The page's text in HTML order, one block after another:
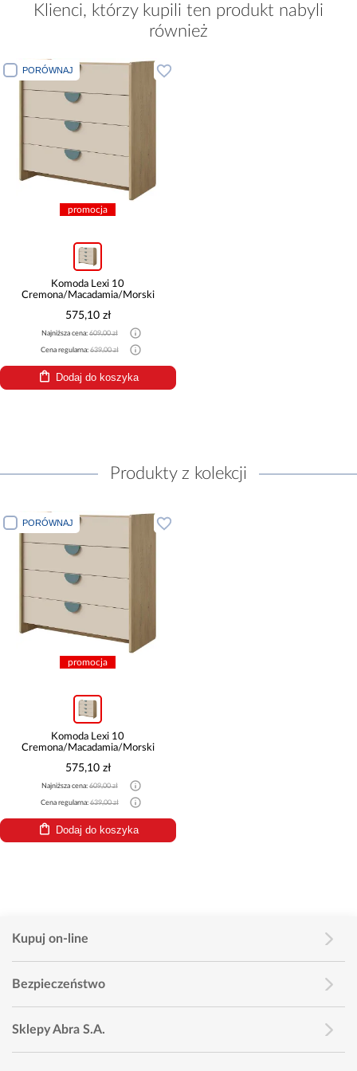
Klienci, którzy kupili ten produkt nabyli
również
PORÓWNAJ
promocja
Komoda Lexi 10
Cremona/Macadamia/Morski
575,10 zł
Najniższa cena:609,00 zł
Cena regularna:639,00 zł
Dodaj do koszyka
Produkty z kolekcji
PORÓWNAJ
promocja
Komoda Lexi 10
Cremona/Macadamia/Morski
575,10 zł
Najniższa cena:609,00 zł
Cena regularna:639,00 zł
Dodaj do koszyka
Kupuj on-line
Bezpieczeństwo
Sklepy Abra S.A.